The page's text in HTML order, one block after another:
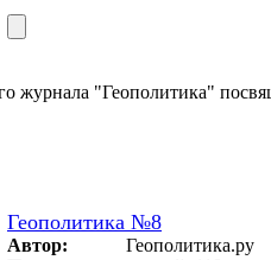
журнала "Геополитика"
Геополитика №8
Автор:
Геополитика.ру